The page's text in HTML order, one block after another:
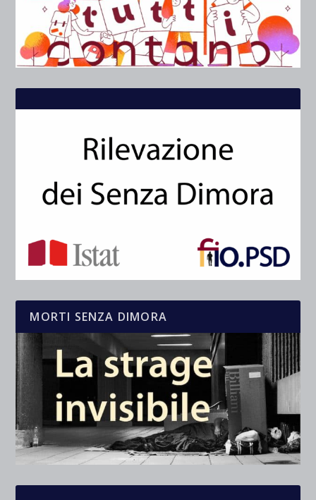
MORTI SENZA DIMORA